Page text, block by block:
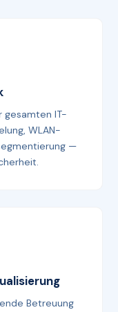
gesamten IT-
WLAN-
—
Betreuung